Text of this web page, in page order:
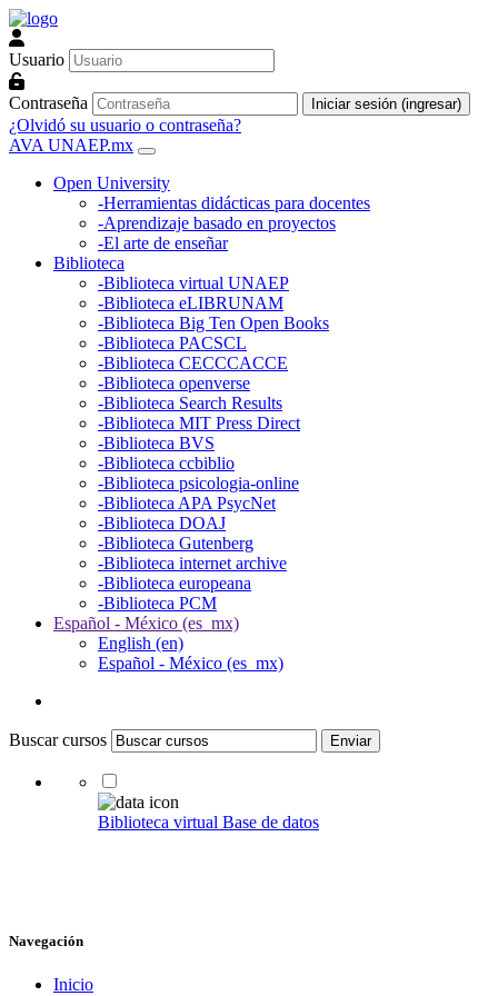
Saltar al contenido principal
Usuario
Contraseña Iniciar sesión (ingresar)
¿Olvidó su usuario o contraseña?
AVA UNAEP.mx
Open University
-Herramientas didácticas para docentes
-Aprendizaje basado en proyectos
-El arte de enseñar
Biblioteca
-Biblioteca virtual UNAEP
-Biblioteca eLIBRUNAM
-Biblioteca Big Ten Open Books
-Biblioteca PACSCL
-Biblioteca CECCCACCE
-Biblioteca openverse
-Biblioteca Search Results
-Biblioteca MIT Press Direct
-Biblioteca BVS
-Biblioteca ccbiblio
-Biblioteca psicologia-online
-Biblioteca APA PsycNet
-Biblioteca DOAJ
-Biblioteca Gutenberg
-Biblioteca internet archive
-Biblioteca europeana
-Biblioteca PCM
Español - México ‎(es_mx)‎
English ‎(en)‎
Español - México ‎(es_mx)‎
Buscar cursos Enviar
Biblioteca virtual Base de datos
Omitir Navegación
Navegación
Inicio